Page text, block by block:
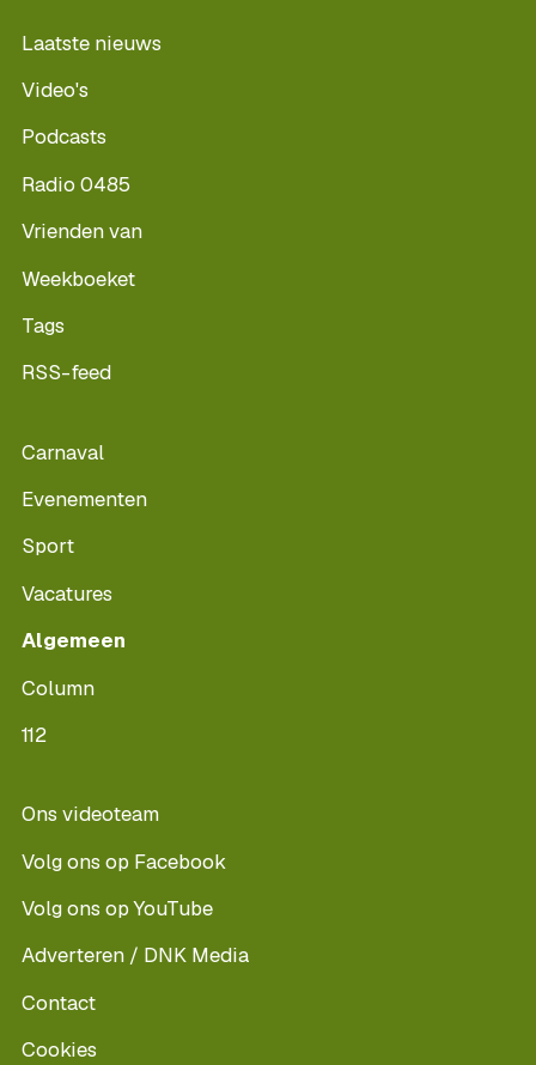
Laatste nieuws
Video's
Podcasts
Radio 0485
Vrienden van
Weekboeket
Tags
RSS-feed
Carnaval
Evenementen
Sport
Vacatures
Algemeen
Column
112
Ons videoteam
Volg ons op Facebook
Volg ons op YouTube
Adverteren / DNK Media
Contact
Cookies